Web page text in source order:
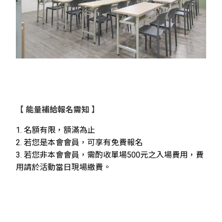
【 能量補給報名需知 】
1. 名額有限，額滿為止
2. 若您是本會會員，可享有免費報名
3. 若您非本會會員，需酌收單場500元之入場費用，費
用請於活動當日現場繳費。